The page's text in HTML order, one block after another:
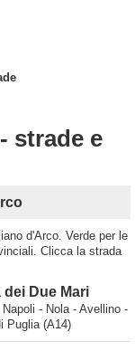
strade e
d'Arco. Verde per le
Clicca la strada
Due Mari
- Nola - Avellino -
Puglia (A14)